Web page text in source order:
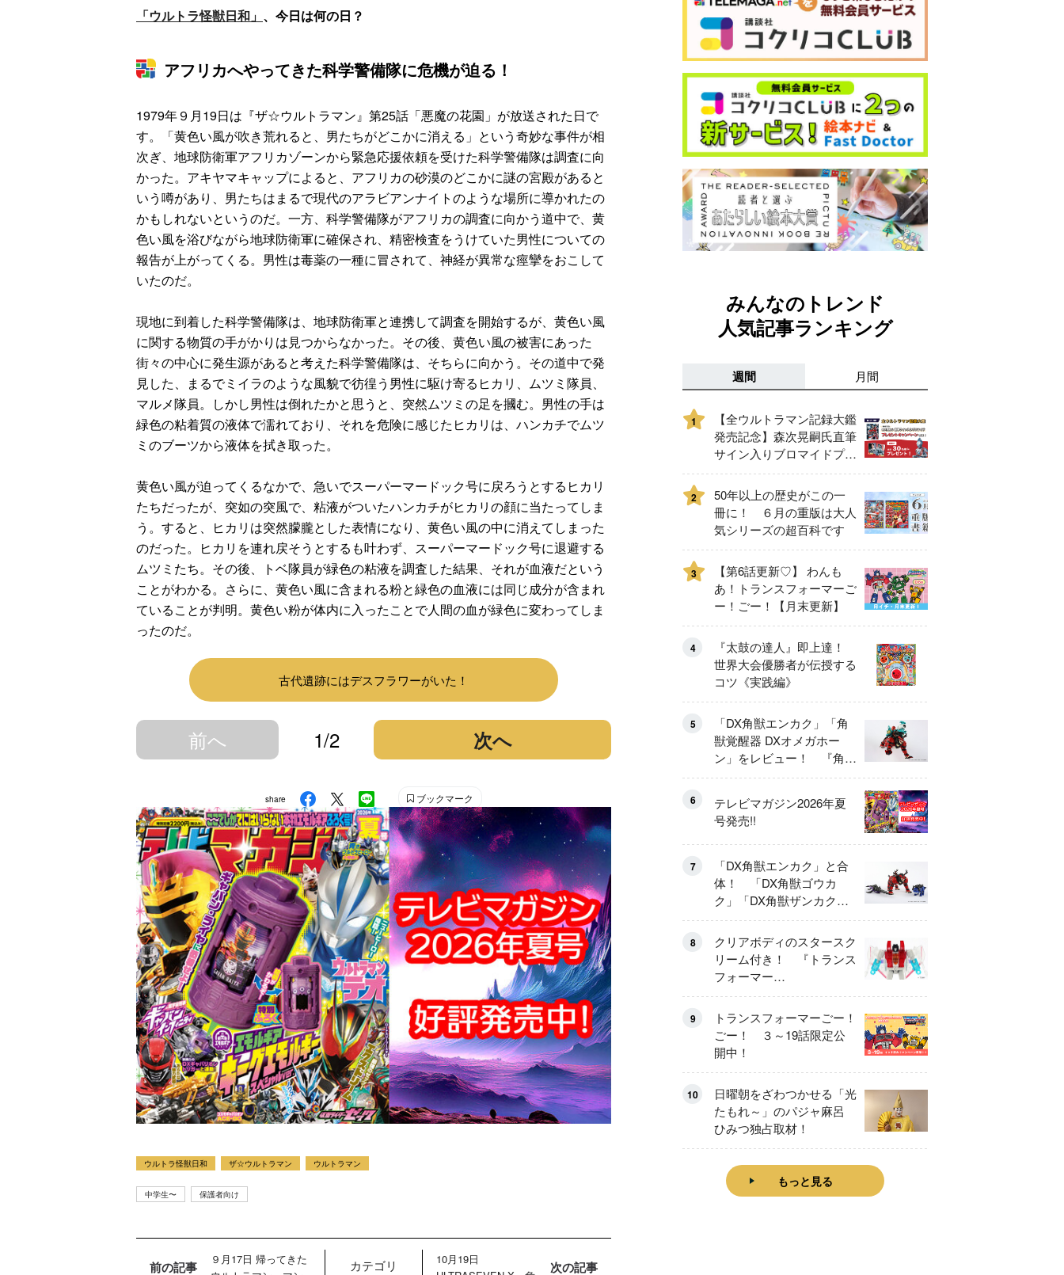
「ウルトラ怪獣日和」 、今日は何の日？
アフリカへやってきた科学警備隊に危機が迫る！
1979年９月19日は『ザ☆ウルトラマン』第25話「悪魔の花園」が放送された日で
す。「黄色い風が吹き荒れると、男たちがどこかに消える」という奇妙な事件が相
次ぎ、地球防衛軍アフリカゾーンから緊急応援依頼を受けた科学警備隊は調査に向
かった。アキヤマキャップによると、アフリカの砂漠のどこかに謎の宮殿があると
いう噂があり、男たちはまるで現代のアラビアンナイトのような場所に導かれたの
かもしれないというのだ。一方、科学警備隊がアフリカの調査に向かう道中で、黄
色い風を浴びながら地球防衛軍に確保され、精密検査をうけていた男性についての
報告が上がってくる。男性は毒薬の一種に冒されて、神経が異常な痙攣をおこして
いたのだ。
現地に到着した科学警備隊は、地球防衛軍と連携して調査を開始するが、黄色い風
に関する物質の手がかりは見つからなかった。その後、黄色い風の被害にあった
街々の中心に発生源があると考えた科学警備隊は、そちらに向かう。その道中で発
見した、まるでミイラのような風貌で彷徨う男性に駆け寄るヒカリ、ムツミ隊員、
マルメ隊員。しかし男性は倒れたかと思うと、突然ムツミの足を摑む。男性の手は
緑色の粘着質の液体で濡れており、それを危険に感じたヒカリは、ハンカチでムツ
ミのブーツから液体を拭き取った。
黄色い風が迫ってくるなかで、急いでスーパーマードック号に戻ろうとするヒカリ
たちだったが、突如の突風で、粘液がついたハンカチがヒカリの顔に当たってしま
う。すると、ヒカリは突然朦朧とした表情になり、黄色い風の中に消えてしまった
のだった。ヒカリを連れ戻そうとするも叶わず、スーパーマードック号に退避する
ムツミたち。その後、トベ隊員が緑色の粘液を調査した結果、それが血液だという
ことがわかる。さらに、黄色い風に含まれる粉と緑色の血液には同じ成分が含まれ
ていることが判明。黄色い粉が体内に入ったことで人間の血が緑色に変わってしま
ったのだ。
古代遺跡にはデスフラワーがいた！
前へ 1/2 次へ
share ブックマーク
ウルトラ怪獣日和 ザ☆ウルトラマン ウルトラマン
中学生〜 保護者向け
前の記事
９月17日 帰ってきた
カテゴリ
10月19日
次の記事
みんなのトレンド
人気記事ランキング
週間 月間
1
【全ウルトラマン記録大鑑
発売記念】森次晃嗣氏直筆
サイン入りブロマイドプレ
ゼントキャンペーン開催！
2
50年以上の歴史がこの一
冊に！ ６月の重版は大人
気シリーズの超百科です
3
【第6話更新♡】 わんも
あ！トランスフォーマーご
ー！ごー！【月末更新】
4
『太鼓の達人』即上達！
世界大会優勝者が伝授する
コツ《実践編》
5
「DX角獣エンカク」「角
獣覚醒器 DXオメガホー
ン」をレビュー！ 『角醒
ハンター オメガホーン』
6
テレビマガジン2026年夏
号発売!!
7
「DX角獣エンカク」と合
体！ 「DX角獣ゴウカ
ク」「DX角獣ザンカク」
をレビュー！
8
クリアボディのスタースク
リーム付き！ 『トランス
フォーマー
FANBOOK2026』2026年
７月31日発売！
9
トランスフォーマーごー！
ごー！ ３～19話限定公
開中！
10
日曜朝をざわつかせる「光
たもれ～」のパジャ麻呂
ひみつ独占取材！
もっと見る